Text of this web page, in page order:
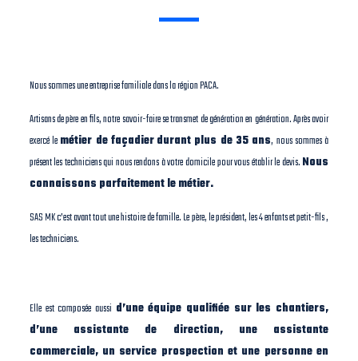
Nous sommes une entreprise familiale dans la région PACA.
Artisans de père en fils, notre savoir-faire se transmet de génération en génération. Après avoir
exercé lemétier de façadierdurant plus de 35 ans, nous sommes à
présent les techniciens qui nous rendons à votre domicile pour vous établir le devis.Nous
connaissons parfaitement le métier.
SAS MK c’est avant tout une histoire de famille. Le père, le président, les 4 enfants et petit-fils ,
les techniciens.
Elle est composée aussi d’une équipe qualifiée sur les chantiers,
d’une assistante de direction, une assistante
commerciale, un service prospection et une personne en